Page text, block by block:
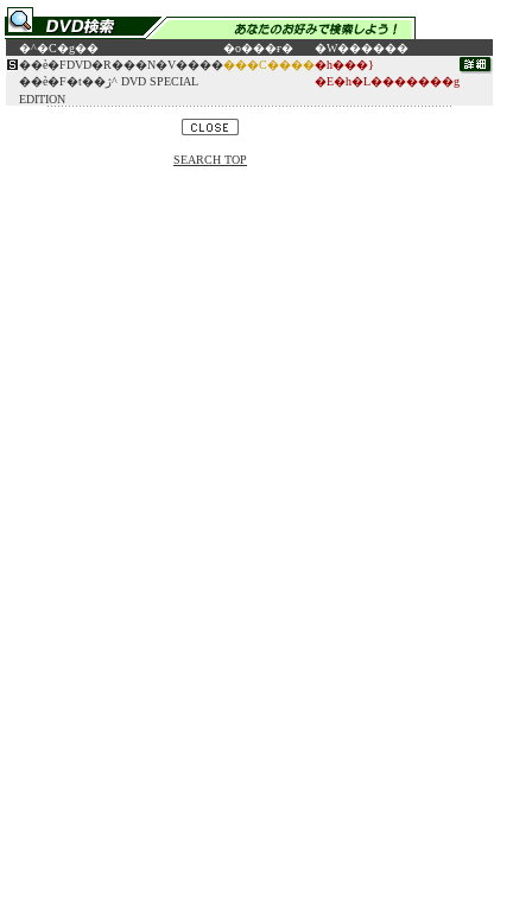
�^�C�g�� �o���ғ�
�W������
��ѐ�FDVD�R���N�V����
��ѐ�F�t��ژ^ DVD SPECIAL
EDITION
���C�����h���}
�E�h�L�������g
SEARCH TOP